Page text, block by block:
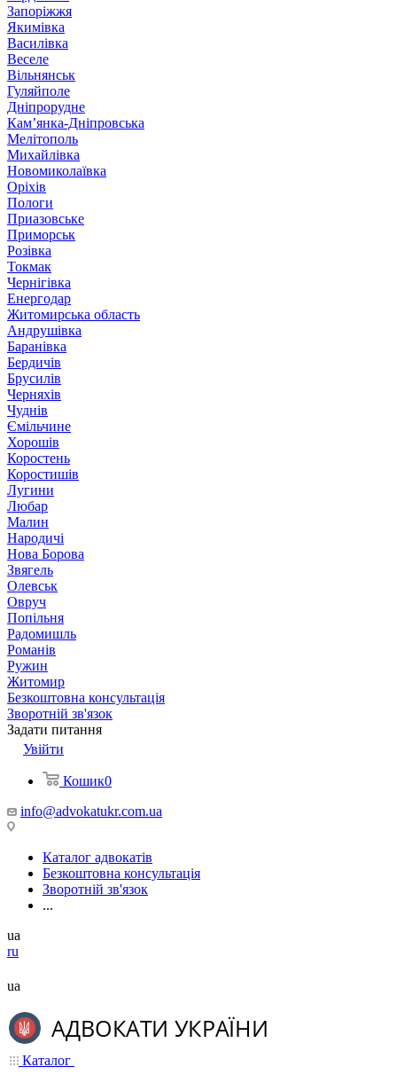
Запоріжжя
Якимівка
Василівка
Веселе
Вільнянськ
Гуляйполе
Дніпрорудне
Кам’янка-Дніпровська
Мелітополь
Михайлівка
Новомиколаївка
Оріхів
Пологи
Приазовське
Приморськ
Розівка
Токмак
Чернігівка
Енергодар
Житомирська область
Андрушівка
Баранівка
Бердичів
Брусилів
Черняхів
Чуднів
Ємільчине
Хорошів
Коростень
Коростишів
Лугини
Любар
Малин
Народичі
Нова Борова
Звягель
Олевськ
Овруч
Попільня
Радомишль
Романів
Ружин
Житомир
Безкоштовна консультація
Зворотній зв'язок
Задати питання
Увійти
Кошик0
info@advokatukr.com.ua
Каталог адвокатів
Безкоштовна консультація
Зворотній зв'язок
...
ua
ru
ua
Каталог